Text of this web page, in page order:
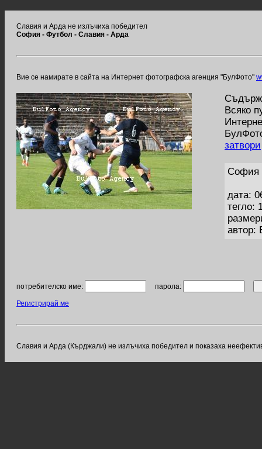
Славия и Арда не излъчиха победител
София - Футбол - Славия - Арда
Вие се намирате в сайта на Интернет фотографска агенция "БулФото"
Всяко
затвори
София
дата:
тегло:
автор:
потребителско име: парола:
Регистрирай ме
Славия и Арда (Кърджали) не излъчиха победител и показаха